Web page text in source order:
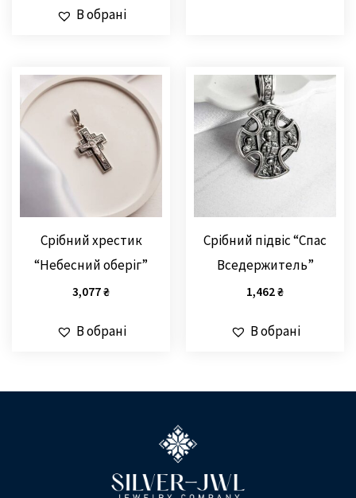
В обрані
Срібний хрестик
“Небесний оберіг”
3,077₴
В обрані
Срібний підвіс “Спас
Вседержитель”
1,462₴
В обрані